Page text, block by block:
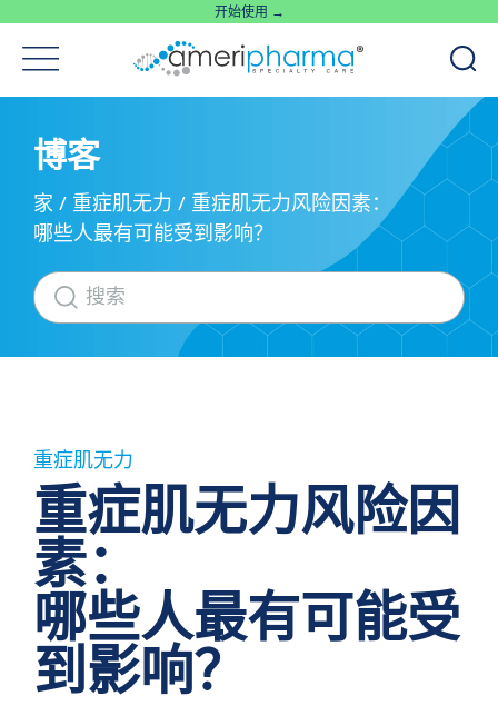
开始使用 →
博客
家 / 重症肌无力 / 重症肌无力风险因素：
哪些人最有可能受到影响？
重症肌无力
重症肌无力风险因
素：
哪些人最有可能受
到影响？